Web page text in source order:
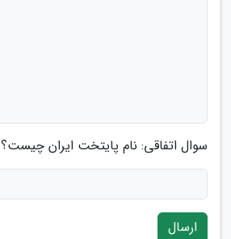
سوال اتفاقی: نام پایتخت ایران چیست؟
ارسال